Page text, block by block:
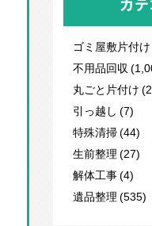
カ
ゴミ屋敷片付
不用品回収
丸ごと片付け
引っ越し (7)
特殊清掃 (44)
生前整理 (27)
解体工事 (4)
遺品整理 (535)